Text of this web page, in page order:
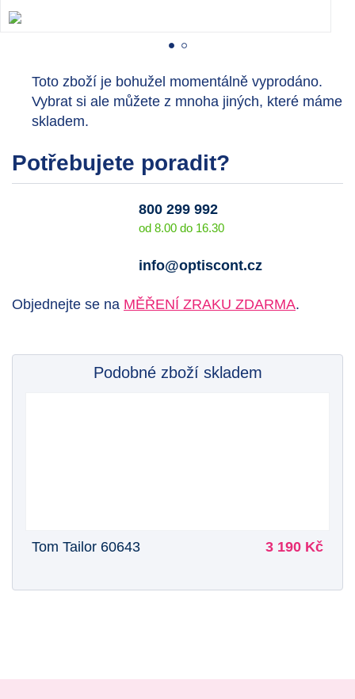
Toto zboží je bohužel momentálně vyprodáno.
Vybrat si ale můžete z mnoha jiných, které máme
skladem.
Potřebujete poradit?
800 299 992
od 8.00 do 16.30
info@optiscont.cz
Objednejte se na MĚŘENÍ ZRAKU ZDARMA.
Podobné zboží skladem
Tom Tailor 60643 3 190 Kč